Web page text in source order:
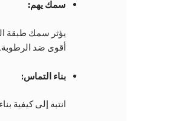
سمك يهم:
يؤثر سمك طبقة
أقوى ضد الرطوبة.
بناء التماس:
انتبه إلى كيفية